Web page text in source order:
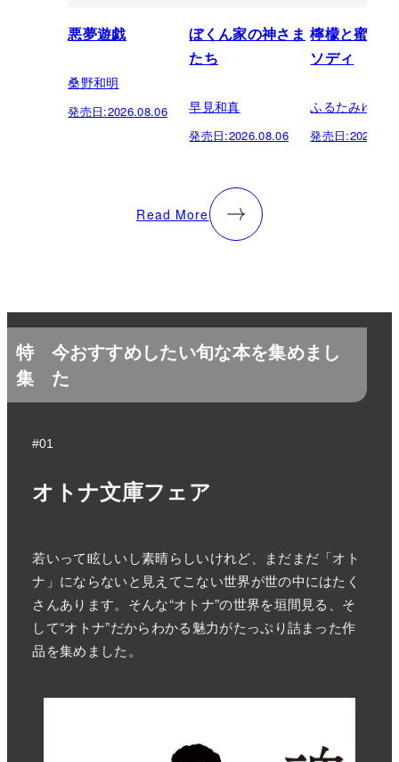
悪夢遊戯
桑野和明
発売日:2026.08.06
ぼくん家の神さま
たち
早見和真
発売日:2026.08.06
檸檬と蜜柑
ソディ
ふるたみゆき
発売日:
Read More
特
集
今おすすめしたい旬な本を集めまし
た
#01
オトナ文庫フェア
若いって眩しいし素晴らしいけれど、まだまだ「オト
ナ」にならないと見えてこない世界が世の中にはたく
さんあります。そんな“オトナ”の世界を垣間見る、そ
して“オトナ”だからわかる魅力がたっぷり詰まった作
品を集めました。